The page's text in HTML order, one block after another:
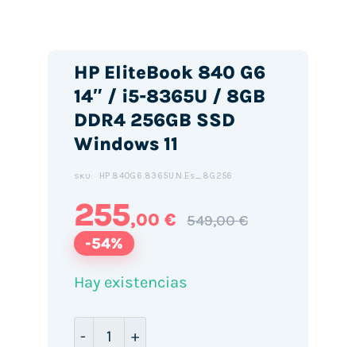
HP EliteBook 840 G6
14″ / i5-8365U / 8GB
DDR4 256GB SSD
Windows 11
SKU: HP.840G6.8365U.N.Es_8G256
255,00 € 549,00 €
-54%
Hay existencias
HP EliteBook 840 G6 14" / i5-8365U /